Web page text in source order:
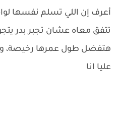
أعرف إن اللي تسلم نفسها
تتفق معاه عشان تجبر بدر
هتفضل طول عمرها رخيصة،
عليا انا